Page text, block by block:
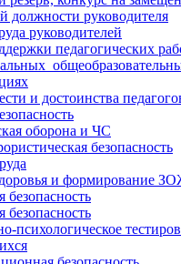
должности руководителя
руководителей
педагогических
и достоинства
оборона и ЧС
безопасность
и формирование
безопасность
безопасность
психологическое